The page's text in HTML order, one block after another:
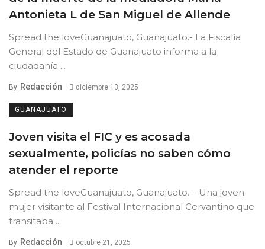
Antonieta L de San Miguel de Allende
Spread the loveGuanajuato, Guanajuato.- La Fiscalía
General del Estado de Guanajuato informa a la
ciudadanía ...
By Redacción diciembre 13, 2025
GUANAJUATO
Joven visita el FIC y es acosada
sexualmente, policías no saben cómo
atender el reporte
Spread the loveGuanajuato, Guanajuato. – Una joven
mujer visitante al Festival Internacional Cervantino que
transitaba ...
By Redacción octubre 21, 2025